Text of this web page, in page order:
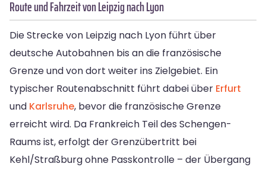
Route und Fahrzeit von Leipzig nach Lyon
Die Strecke von Leipzig nach Lyon führt über
deutsche Autobahnen bis an die französische
Grenze und von dort weiter ins Zielgebiet. Ein
typischer Routenabschnitt führt dabei über Erfurt
und Karlsruhe, bevor die französische Grenze
erreicht wird. Da Frankreich Teil des Schengen-
Raums ist, erfolgt der Grenzübertritt bei
Kehl/Straßburg ohne Passkontrolle – der Übergang